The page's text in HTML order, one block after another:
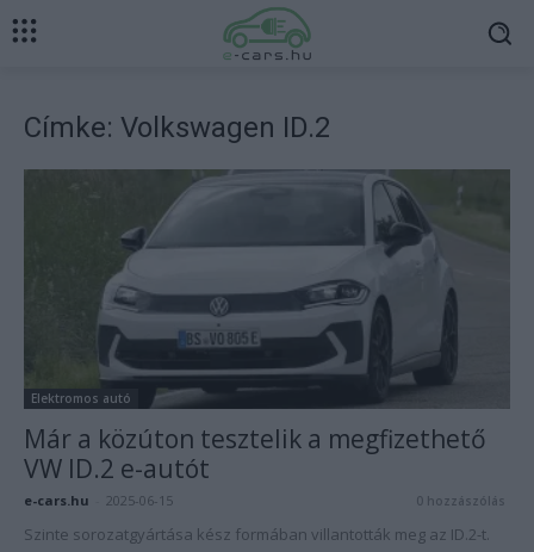
Címke: Volkswagen ID.2
Elektromos autó
Már a közúton tesztelik a megfizethető
VW ID.2 e-autót
e-cars.hu 2025-06-15 0 hozzászólás
Szinte sorozatgyártása kész formában villantották meg az ID.2-t.